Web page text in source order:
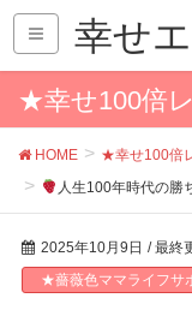
幸せ
★幸せ100倍
HOME ★幸せ100倍
人生100年時代の
2025年10月9日 / 最終
★薔薇色ママライフサ